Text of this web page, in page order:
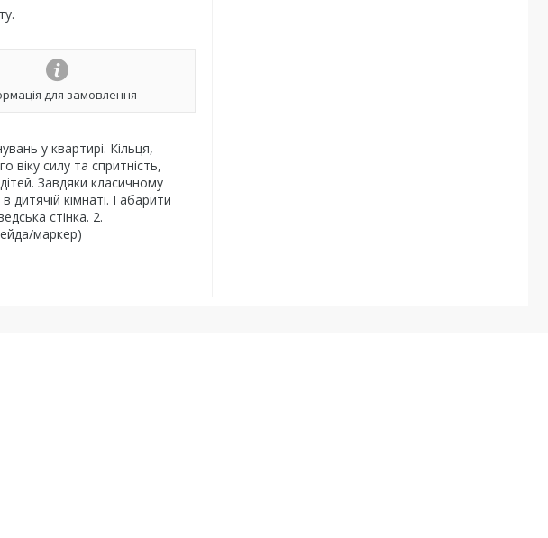
для замовлення
у квартирі. Кільця,
віку силу та спритність,
Завдяки класичному
кімнаті. Габарити
стінка. 2.
маркер)